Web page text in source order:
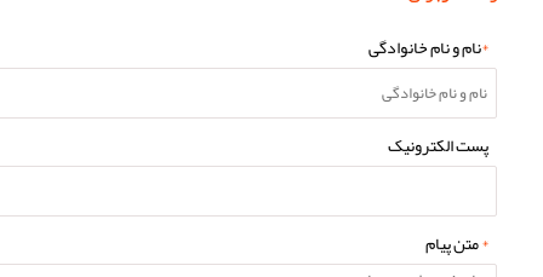
*نام و نام خانوادگی
پست الکترونیک
*متن پیام